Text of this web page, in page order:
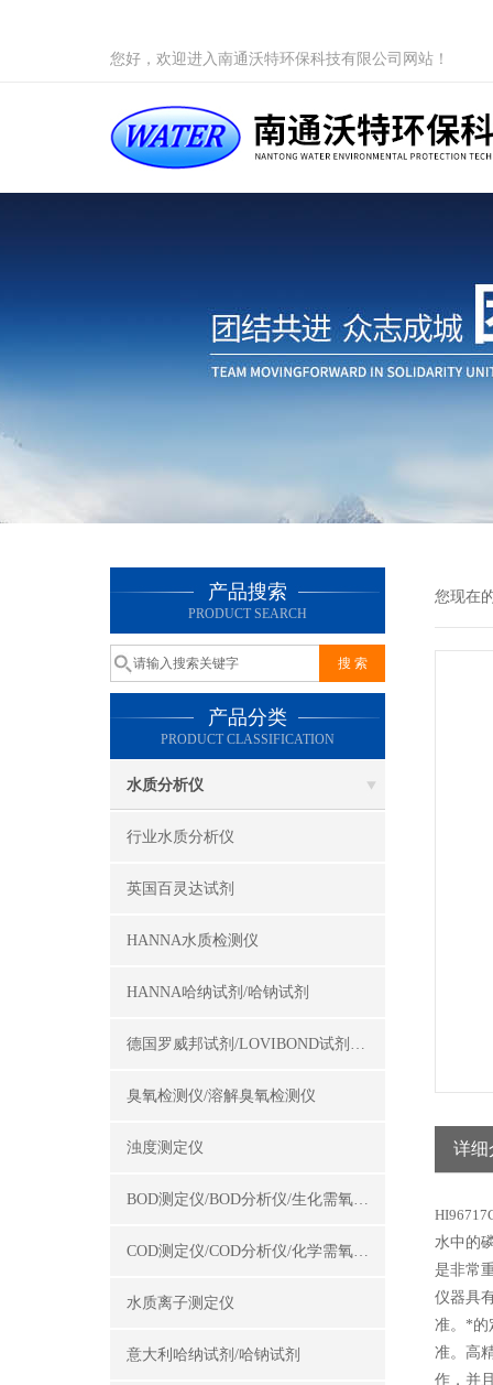
您好，欢迎进入南通沃特环保科技有限公司网站！
产品搜索
PRODUCT SEARCH
产品分类
PRODUCT CLASSIFICATION
水质分析仪
行业水质分析仪
英国百灵达试剂
HANNA水质检测仪
HANNA哈纳试剂/哈钠试剂
德国罗威邦试剂/LOVIBOND试剂/罗威邦试剂
臭氧检测仪/溶解臭氧检测仪
浊度测定仪
BOD测定仪/BOD分析仪/生化需氧量测定仪
COD测定仪/COD分析仪/化学需氧量测定仪
水质离子测定仪
意大利哈纳试剂/哈钠试剂
您现在
详细
水中的
是非常
仪器具
准。*的
准。高
作，并